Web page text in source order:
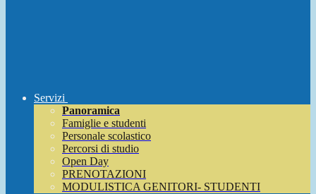
Servizi
Panoramica
Famiglie e studenti
Personale scolastico
Percorsi di studio
Open Day
PRENOTAZIONI
MODULISTICA GENITORI- STUDENTI